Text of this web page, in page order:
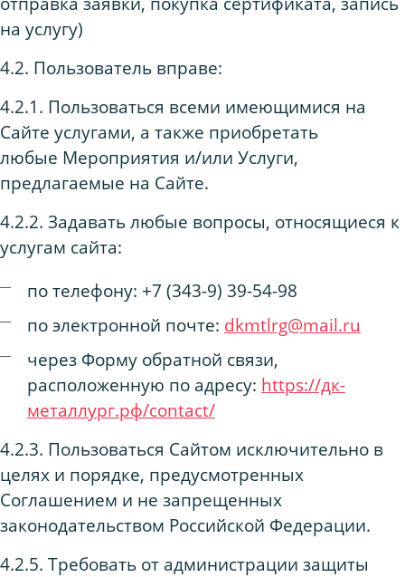
на услугу)
4.2. Пользователь вправе:
4.2.1. Пользоваться всеми имеющимися на
Сайте услугами, а также приобретать
любые Мероприятия и/или Услуги,
предлагаемые на Сайте.
4.2.2. Задавать любые вопросы, относящиеся к
услугам сайта:
по телефону: +7 (343-9) 39-54-98
по электронной почте: dkmtlrg@mail.ru
через Форму обратной связи,
расположенную по адресу: https://дк-
металлург.рф/contact/
4.2.3. Пользоваться Сайтом исключительно в
целях и порядке, предусмотренных
Соглашением и не запрещенных
законодательством Российской Федерации.
4.2.5. Требовать от администрации защиты